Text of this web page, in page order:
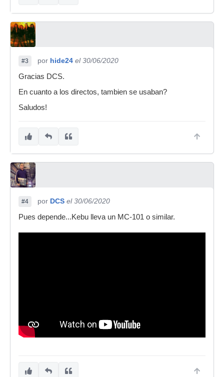
#3 por hide24 el 30/06/2020
Gracias DCS.
En cuanto a los directos, tambien se usaban?
Saludos!
#4 por DCS el 30/06/2020
Pues depende...Kebu lleva un MC-101 o similar.